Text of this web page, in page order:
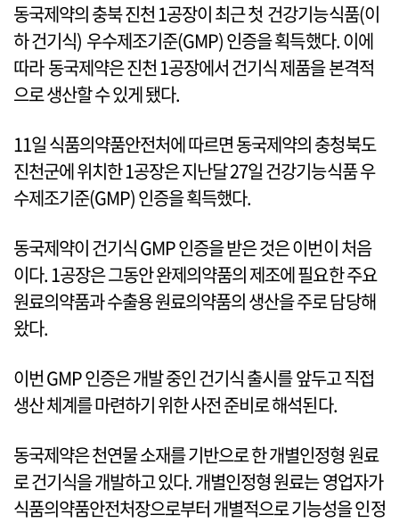
동국제약의 충북 진천 1공장이 최근 첫 건강기능식품(이
하 건기식) 우수제조기준(GMP) 인증을 획득했다. 이에
따라 동국제약은 진천 1공장에서 건기식 제품을 본격적
으로 생산할 수 있게 됐다.
11일 식품의약품안전처에 따르면 동국제약의 충청북도
진천군에 위치한 1공장은 지난달 27일 건강기능식품 우
수제조기준(GMP) 인증을 획득했다.
동국제약이 건기식 GMP 인증을 받은 것은 이번이 처음
이다. 1공장은 그동안 완제의약품의 제조에 필요한 주요
원료의약품과 수출용 원료의약품의 생산을 주로 담당해
왔다.
이번 GMP 인증은 개발 중인 건기식 출시를 앞두고 직접
생산 체계를 마련하기 위한 사전 준비로 해석된다.
동국제약은 천연물 소재를 기반으로 한 개별인정형 원료
로 건기식을 개발하고 있다. 개별인정형 원료는 영업자가
식품의약품안전처장으로부터 개별적으로 기능성을 인정